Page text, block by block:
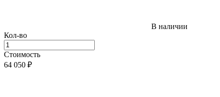
В наличии
Кол-во
Стоимость
64 050 ₽